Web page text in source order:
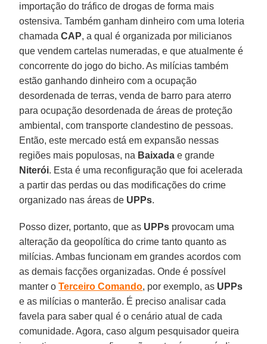
importação do tráfico de drogas de forma mais
ostensiva. Também ganham dinheiro com uma loteria
chamadaCAP, a qual é organizada por milicianos
que vendem cartelas numeradas, e que atualmente é
concorrente do jogo do bicho. As milícias também
estão ganhando dinheiro com a ocupação
desordenada de terras, venda de barro para aterro
para ocupação desordenada de áreas de proteção
ambiental, com transporte clandestino de pessoas.
Então, este mercado está em expansão nessas
regiões mais populosas, na Baixada e grande
Niterói. Esta é uma reconfiguração que foi acelerada
a partir das perdas ou das modificações do crime
organizado nas áreas de UPPs.
Posso dizer, portanto, que as UPPs provocam uma
alteração da geopolítica do crime tanto quanto as
milícias. Ambas funcionam em grandes acordos com
as demais facções organizadas. Onde é possível
manter oTerceiro Comando, por exemplo, as UPPs
e as milícias o manterão. É preciso analisar cada
favela para saber qual é o cenário atual de cada
comunidade. Agora, caso algum pesquisador queira